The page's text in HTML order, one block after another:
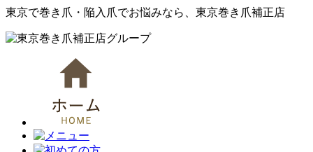
東京で巻き爪・陥入爪でお悩みなら、東京巻き爪補正店